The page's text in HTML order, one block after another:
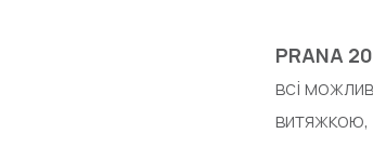
PRANA
всі
витяжкою,